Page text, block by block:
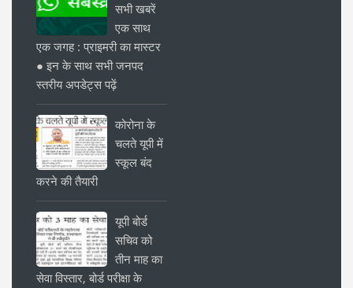
सभी खबरें
एक साथ
एक जगह : प्राइमरी का मास्टर
● इन के साथ सभी जनपद
स्तरीय अपडेट्स पढ़ें
कोरोना के
चलते यूपी में
स्कूल बंद
करने की तैयारी
यूपी बोर्ड
सचिव को
तीन माह का
सेवा विस्तार, बोर्ड परीक्षा के